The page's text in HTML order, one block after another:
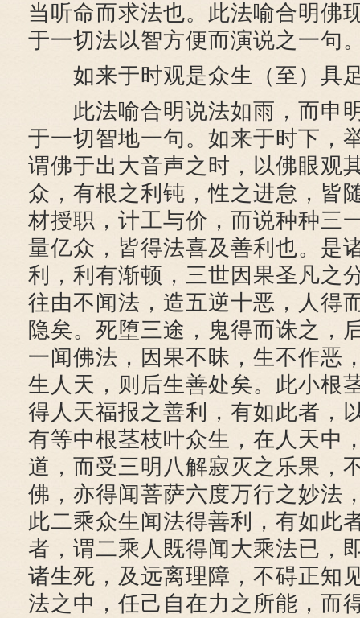
当听命而求法也。此法喻合明佛
于一切法以智方便而演说之一句
如来于时观是众生（至）具
此法喻合明说法如雨，而申
于一切智地一句。如来于时下，
谓佛于出大音声之时，以佛眼观
众，有根之利钝，性之进怠，皆
材授职，计工与价，而说种种三
量亿众，皆得法喜及善利也。是
利，利有渐顿，三世因果圣凡之
往由不闻法，造五逆十恶，人得
隐矣。死堕三途，鬼得而诛之，
一闻佛法，因果不昧，生不作恶
生人天，则后生善处矣。此小根
得人天福报之善利，有如此者，
有等中根茎枝叶众生，在人天中
道，而受三明八解寂灭之乐果，
佛，亦得闻菩萨六度万行之妙法
此二乘众生闻法得善利，有如此
者，谓二乘人既得闻大乘法已，
诸生死，及远离理障，不碍正知
法之中，任己自在力之所能，而